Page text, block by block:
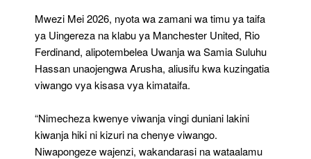
Mwezi Mei 2026, nyota wa zamani wa timu ya taifa
ya Uingereza na klabu ya Manchester United, Rio
Ferdinand, alipotembelea Uwanja wa Samia Suluhu
Hassan unaojengwa Arusha, aliusifu kwa kuzingatia
viwango vya kisasa vya kimataifa.
“Nimecheza kwenye viwanja vingi duniani lakini
kiwanja hiki ni kizuri na chenye viwango.
Niwapongeze wajenzi, wakandarasi na wataalamu